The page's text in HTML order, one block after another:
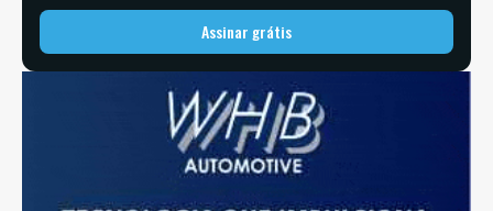
Assinar grátis